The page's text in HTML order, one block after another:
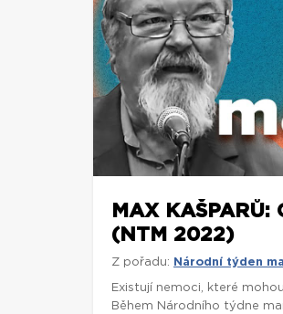
MAX KAŠPARŮ:
(NTM 2022)
Z pořadu: Národní týden
Existují nemoci, které
Během Národního týdne